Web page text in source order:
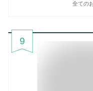
全ての
9